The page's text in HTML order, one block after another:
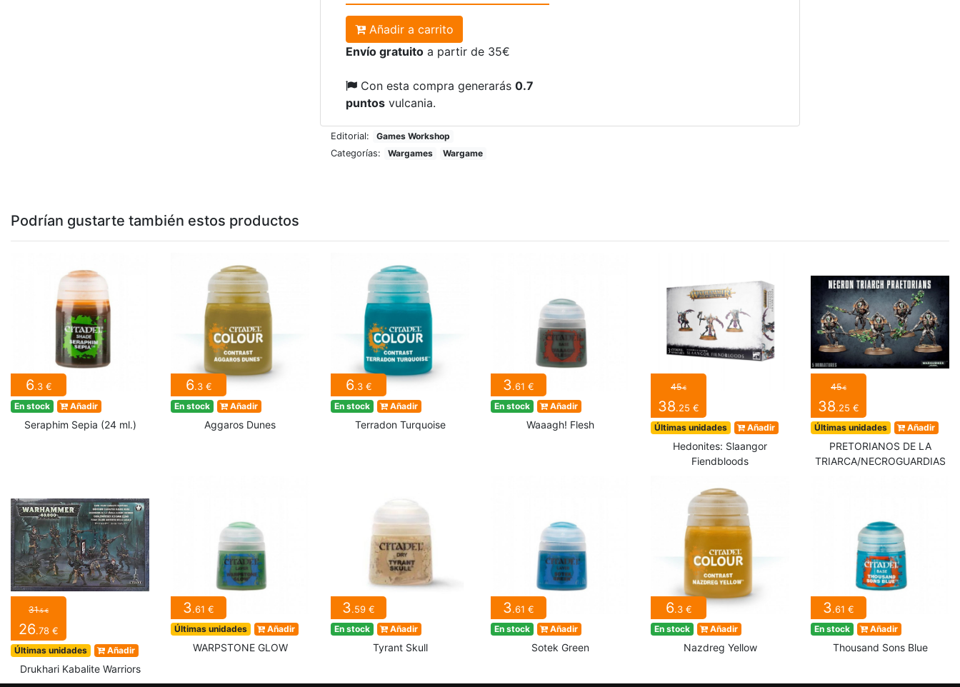
Añadir a carrito
Envío gratuito a partir de 35€
Con esta compra generarás 0.7
puntos vulcania.
Editorial:
Games Workshop
Categorías:
Wargames Wargame
Podrían gustarte también estos productos
6.3 €
En stock Añadir
Seraphim Sepia (24 ml.)
6.3 €
En stock Añadir
Aggaros Dunes
6.3 €
En stock Añadir
Terradon Turquoise
3.61 €
En stock Añadir
Waaagh! Flesh
45€
38.25 €
Últimas unidades Añadir
Hedonites: Slaangor
Fiendbloods
45€
38.25 €
Últimas unidades Añadir
PRETORIANOS DE LA
TRIARCA/NECROGUARDIAS
31.5 €
26.78 €
Últimas unidades Añadir
Drukhari Kabalite Warriors
3.61 €
Últimas unidades Añadir
WARPSTONE GLOW
3.59 €
En stock Añadir
Tyrant Skull
3.61 €
En stock Añadir
Sotek Green
6.3 €
En stock Añadir
Nazdreg Yellow
3.61 €
En stock Añadir
Thousand Sons Blue